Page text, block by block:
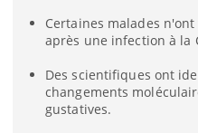
Certaines malades
après une infection à la
Des scientifiques ont
changements
gustatives.